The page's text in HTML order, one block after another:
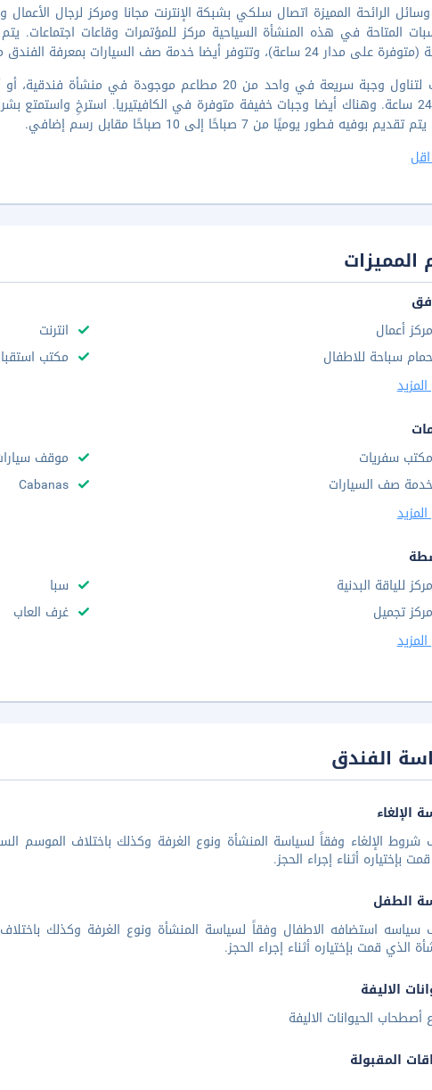
الرائحة المميزة اتصال سلكي بشبكة الإنترنت مجانا ومركز لرجال
المتاحة في هذه المنشأة السياحية مركز للمؤتمرات وقاعات اجتماعات.
24 ساعة)، وتتوفر أيضا خدمة صف السيارات بمعرفة الفندق مجانا في مقر المنشأة.
توقّف لتناول وجبة سريعة في واحد من 20 مطاعم موجودة
بوفيه فطور يوميًا من 7 صباحًا إلى 10 صباحًا مقابل رسم إضافي.
المميزات
مركز أعمال
انترنت
حمام سباحة للاطفال
مكتب استقبال 24
مكتب سفريات
موقف
خدمة صف السيارات
Cabanas
مركز للياقة البدنية
سبا
مركز تجميل
غرف العاب
الفندق
الإلغاء
شروط الإلغاء وفقاً لسياسة المنشأة ونوع الغرفة وكذلك باختلاف الموسم
بإختياره أثناء إجراء الحجز.
الطفل
سياسه استضافه الاطفال وفقاً لسياسة المنشأة ونوع الغرفة وكذلك
الذي قمت بإختياره أثناء إجراء الحجز.
الاليفة
أصطحاب الحيوانات الاليفة
المقبولة